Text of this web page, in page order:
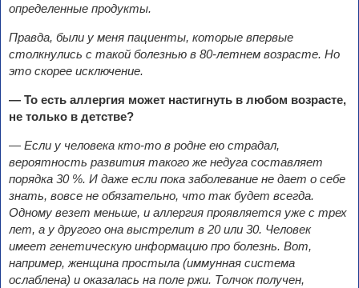
определенные продукты.
Правда, были у меня пациенты, которые впервые
столкнулись с такой болезнью в 80-летнем возрасте. Но
это скорее исключение.
— То есть аллергия может настигнуть в любом возрасте,
не только в детстве?
— Если у человека кто-то в родне ею страдал,
вероятность развития такого же недуга составляет
порядка 30 %. И даже если пока заболевание не дает о себе
знать, вовсе не обязательно, что так будет всегда.
Одному везет меньше, и аллергия проявляется уже с трех
лет, а у другого она выстрелит в 20 или 30. Человек
имеет генетическую информацию про болезнь. Вот,
например, женщина простыла (иммунная система
ослаблена) и оказалась на поле ржи. Толчок получен,